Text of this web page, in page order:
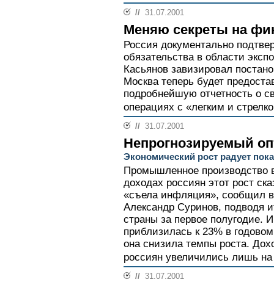
// 31.07.2001
Меняю секреты на
Россия документально
обязательства в области
Касьянов завизировал
Москва теперь будет
подробнейшую отчетность о
операциях с «легким и
// 31.07.2001
Непрогнозируемый
Экономический рост радует
Промышленное производство
доходах россиян этот рост
«съела инфляция», сообщил
Александр Суринов, подводя
страны за первое полугодие.
приблизилась к 23% в
она снизила темпы роста.
россиян увеличились лишь
// 31.07.2001